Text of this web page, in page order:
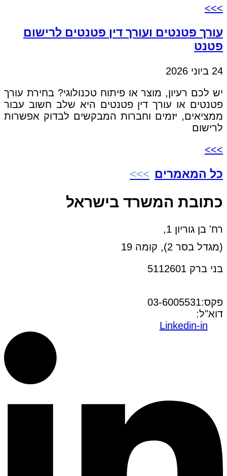
>>>
עורך פטנטים ועורך דין פטנטים לרישום
פטנט
24 ביוני 2026
יש לכם רעיון, מוצר או פיתוח טכנולוגי? בחירת עורך
פטנטים או עורך דין פטנטים היא שלב חשוב עבור
ממציאים, יזמים וחברות המבקשים לבדוק אפשרות
לרישום
>>>
כל המאמרים
כתובת המשרד בישראל
רח' בן גוריון 1,
(מגדל בסר 2), קומה 19
בני ברק 5112601
פקס:03-6005531
דוא"ל:
Linkedin-in